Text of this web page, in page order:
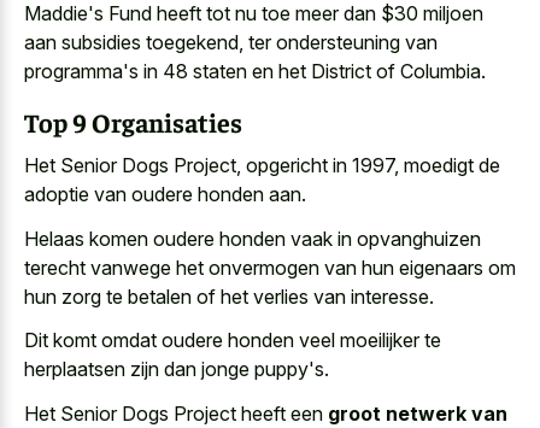
Maddie's Fund heeft tot nu toe meer dan $30 miljoen
aan subsidies toegekend, ter ondersteuning van
programma's in 48 staten en het District of Columbia.
Top 9 Organisaties
Het Senior Dogs Project, opgericht in 1997, moedigt de
adoptie van oudere honden aan.
Helaas komen oudere honden vaak in opvanghuizen
terecht vanwege het onvermogen van hun eigenaars om
hun zorg te betalen of het verlies van interesse.
Dit komt omdat oudere honden veel moeilijker te
herplaatsen zijn dan jonge puppy's.
Het Senior Dogs Project heeft een groot netwerk van